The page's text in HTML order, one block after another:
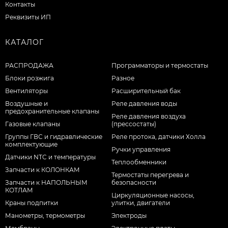
Контакты
Реквизиты ИП
КАТАЛОГ
РАСПРОДАЖА
Блоки розжига
Вентиляторы
Воздушные и
предохранительные клапаны
Газовые клапаны
Группы ГВС и гидравлические
комплектующие
Датчики NTC и температуры
Запчасти к КОЛОНКАМ
Запчасти к НАПОЛЬНЫМ
КОТЛАМ
Краны подпитки
Манометры, термометры
Программаторы и термостаты
Разное
Расширительный бак
Реле давления воды
Реле давления воздуха
(прессостаты)
Реле протока, датчики Холла
Ручки управления
Теплообменники
Термостаты перегрева и
безопасности
Циркуляционные насосы,
улитки, двигатели
Электроды